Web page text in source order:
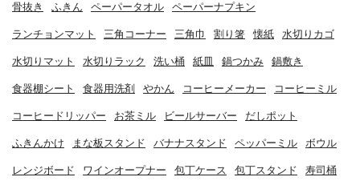
骨抜き ふきん ペーパータオル ペーパーナプキン
ランチョンマット 三角コーナー 三角巾 割り箸 懐紙 水切りカゴ
水切りマット 水切りラック 洗い桶 紙皿 鍋つかみ 鍋敷き
食器棚シート 食器用洗剤 やかん コーヒーメーカー コーヒーミル
コーヒードリッパー お茶ミル ビールサーバー だしポット
ふきんかけ まな板スタンド バナナスタンド ペッパーミル ボウル
レンジボード ワインオープナー 包丁ケース 包丁スタンド 寿司桶